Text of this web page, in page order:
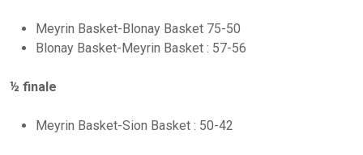
Meyrin Basket-Blonay Basket 75-50
Blonay Basket-Meyrin Basket : 57-56
½ finale
Meyrin Basket-Sion Basket : 50-42